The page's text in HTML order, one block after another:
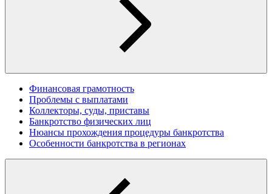
Финансовая грамотность
Проблемы с выплатами
Коллекторы, суды, приставы
Банкротство физических лиц
Нюансы прохождения процедуры банкротства
Особенности банкротства в регионах